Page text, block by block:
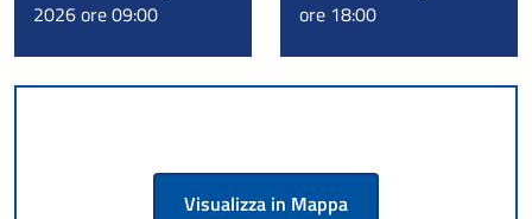
2026 ore 09:00
ore 18:00
Visualizza in Mappa